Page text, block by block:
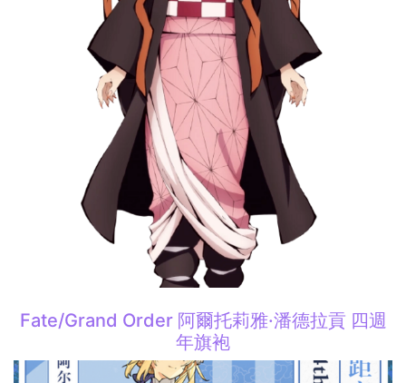
Fate/Grand Order 阿爾托莉雅·潘德拉貢 四週
年旗袍